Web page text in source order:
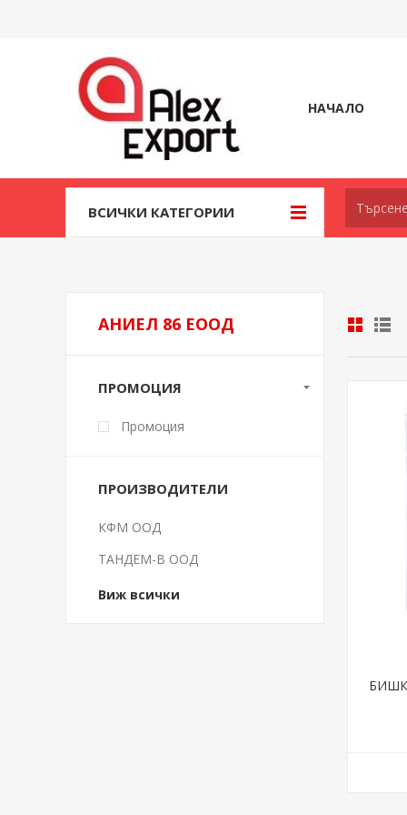
НАЧАЛО
ВСИЧКИ КАТЕГОРИИ
АНИЕЛ 86 ЕООД
ПРОМОЦИЯ
Промоция
ПРОИЗВОДИТЕЛИ
КФМ ООД
ТАНДЕМ-В ООД
Виж всички